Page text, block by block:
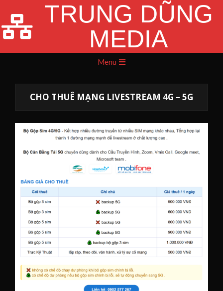
content
TRUNG DŨNG
MEDIA
Menu
Menu
CHO THUÊ MẠNG LIVESTREAM 4G – 5G